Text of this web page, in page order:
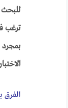
للبحث
ترغب
بمجرد
الفرق